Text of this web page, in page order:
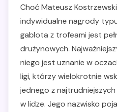
Choć Mateusz
indywidualne nagrody
gablota z trofeami jest
drużynowych.
niego jest uznanie w
ligi, którzy wielokrotnie
jednego z
w lidze. Jego nazwisko